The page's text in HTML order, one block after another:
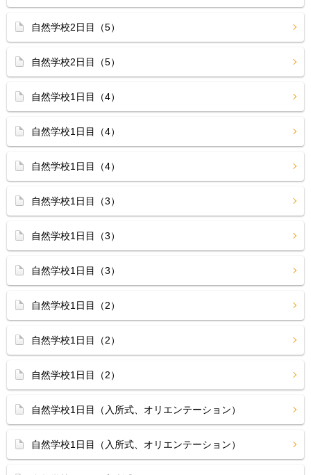
自然学校2日目（5）
自然学校2日目（5）
自然学校1日目（4）
自然学校1日目（4）
自然学校1日目（4）
自然学校1日目（3）
自然学校1日目（3）
自然学校1日目（3）
自然学校1日目（2）
自然学校1日目（2）
自然学校1日目（2）
自然学校1日目（入所式、オリエンテーション）
自然学校1日目（入所式、オリエンテーション）